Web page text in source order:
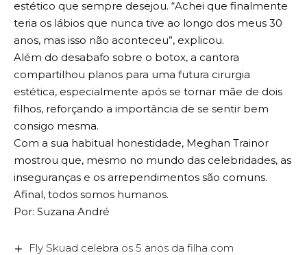
estético que sempre desejou. “Achei que finalmente
teria os lábios que nunca tive ao longo dos meus 30
anos, mas isso não aconteceu”, explicou.
Além do desabafo sobre o botox, a cantora
compartilhou planos para uma futura cirurgia
estética, especialmente após se tornar mãe de dois
filhos, reforçando a importância de se sentir bem
consigo mesma.
Com a sua habitual honestidade, Meghan Trainor
mostrou que, mesmo no mundo das celebridades, as
inseguranças e os arrependimentos são comuns.
Afinal, todos somos humanos.
Por: Suzana André
Fly Skuad celebra os 5 anos da filha com